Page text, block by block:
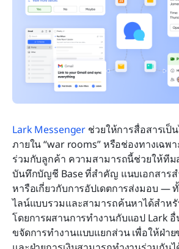
Lark Messenger ช่วยให้การสื่อสารเป็
ภายใน “war rooms” หรือช่องทางเฉพ
ร่วมกับลูกค้า ความสามารถนี้ช่วยให้ที
บันทึกบัญชี Base ที่สำคัญ แนบเอกสารส
หารือเกี่ยวกับการอัปเดตการส่งมอบ —
ไลน์แบบรวมและสามารถค้นหาได้สำห
โดยการผสานการทำงานกับแอป Lark
ขจัดการทำงานแบบแยกส่วน เพื่อให้ฝ่า